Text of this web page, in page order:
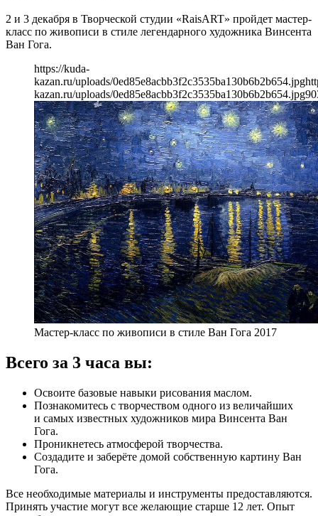
2 и 3 декабря в Творческой студии «RaisART» пройдет мастер-
класс по живописи в стиле легендарного художника Винсента
Ван Гога.
https://kuda-
kazan.ru/uploads/0ed85e8acbb3f2c3535ba130b6b2b654.jpg
kazan.ru/uploads/0ed85e8acbb3f2c3535ba130b6b2b654.jpg
Мастер-класс по живописи в стиле Ван Гога 2017
Всего за 3 часа вы:
Освоите базовые навыки рисования маслом.
Познакомитесь с творчеством одного из величайших
и самых известных художников мира Винсента Ван
Гога.
Проникнетесь атмосферой творчества.
Создадите и заберёте домой собственную картину Ван
Гога.
Все необходимые материалы и инструменты предоставляются.
Принять участие могут все желающие старше 12 лет. Опыт